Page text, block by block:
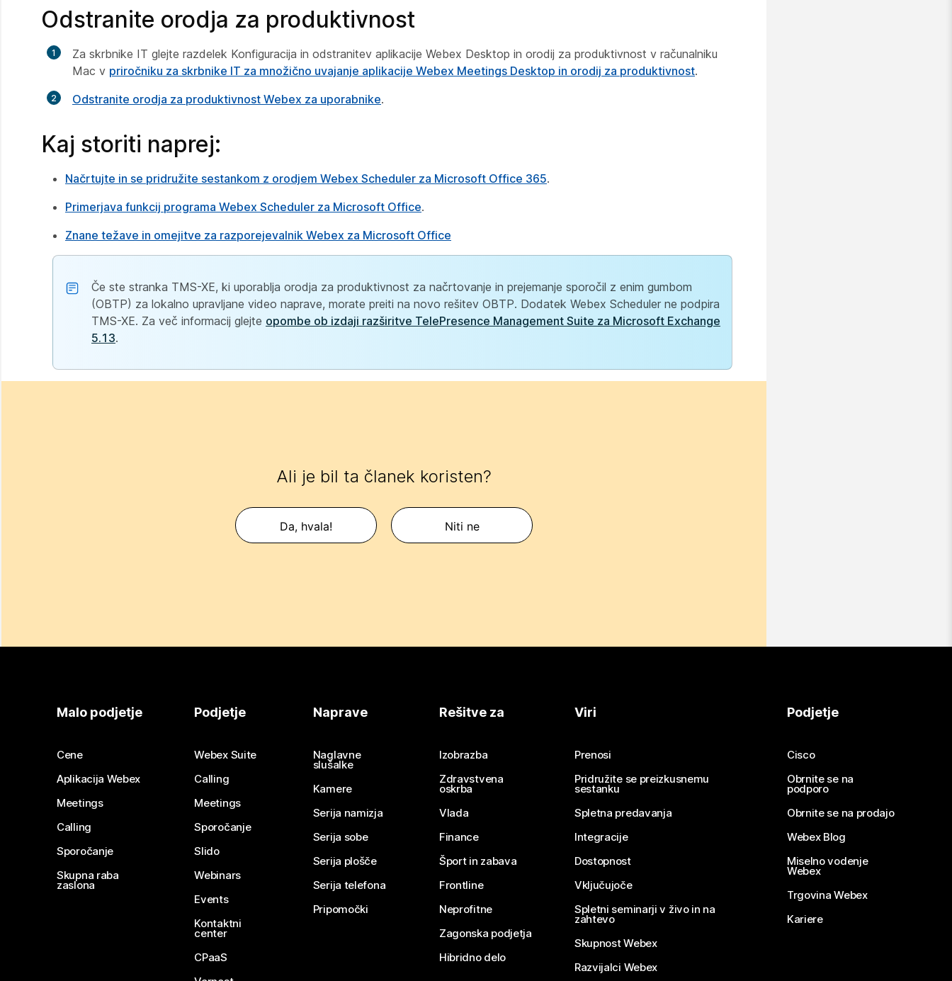
Odstranite orodja za produktivnost
Za skrbnike IT glejte razdelek Konfiguracija in odstranitev aplikacije Webex Desktop in orodij za produktivnost v računalniku
Mac v priročniku za skrbnike IT za množično uvajanje aplikacije Webex Meetings Desktop in orodij za produktivnost.
Odstranite orodja za produktivnost Webex za uporabnike.
Kaj storiti naprej:
Načrtujte in se pridružite sestankom z orodjem Webex Scheduler za Microsoft Office 365.
Primerjava funkcij programa Webex Scheduler za Microsoft Office.
Znane težave in omejitve za razporejevalnik Webex za Microsoft Office
Če ste stranka TMS-XE, ki uporablja orodja za produktivnost za načrtovanje in prejemanje sporočil z enim gumbom
(OBTP) za lokalno upravljane video naprave, morate preiti na novo rešitev OBTP. Dodatek Webex Scheduler ne podpira
TMS-XE. Za več informacij glejte opombe ob izdaji razširitve TelePresence Management Suite za Microsoft Exchange
5.13.
Ali je bil ta članek koristen?
Da, hvala! Niti ne
Malo podjetje
Cene
Aplikacija Webex
Meetings
Calling
Sporočanje
Skupna raba
zaslona
Podjetje
Webex Suite
Calling
Meetings
Sporočanje
Slido
Webinars
Events
Kontaktni
center
CPaaS
Naprave
Naglavne
slušalke
Kamere
Serija namizja
Serija sobe
Serija plošče
Serija telefona
Pripomočki
Rešitve za
Izobrazba
Zdravstvena
oskrba
Vlada
Finance
Šport in zabava
Frontline
Neprofitne
Zagonska podjetja
Hibridno delo
Viri
Prenosi
Pridružite se preizkusnemu
sestanku
Spletna predavanja
Integracije
Dostopnost
Vključujoče
Spletni seminarji v živo in na
zahtevo
Skupnost Webex
Razvijalci Webex
Podjetje
Cisco
Obrnite se na
podporo
Obrnite se na prodajo
Webex Blog
Miselno vodenje
Webex
Trgovina Webex
Kariere